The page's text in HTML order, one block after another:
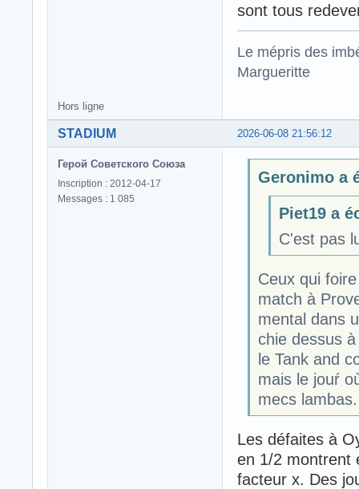
sont tous
Le mépris des
Margueritte
Hors ligne
2026-06-08 21:56:12
STADIUM
Герой Советского Союза
Inscription : 2012-04-17
Messages : 1 085
Geronimo a
Piet19 a
C'est pas
Ceux qui
match à
mental dans
chie dessus
le Tank and
mais le jouŕ
mecs lambas.
Les défaites à
en 1/2 montrent
facteur x. Des